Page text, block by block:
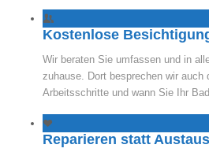
Kostenlose
Wir beraten Sie umfassen und in
zuhause. Dort besprechen wir auch
Arbeitsschritte und wann Sie Ihr
Reparieren statt